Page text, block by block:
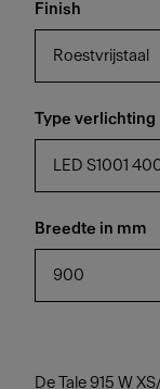
Finish
Roestvrijstaal
Type verlichting
LED S1001
Breedte in mm
900
De Tale 915 W